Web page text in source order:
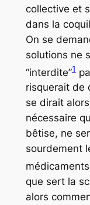
collective et
dans la
On se
solutions ne
“interdite”1
risquerait de
se dirait
nécessaire
bêtise, ne
sourdement
que sert la
alors